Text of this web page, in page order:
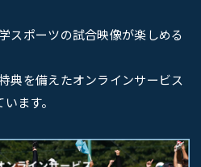
スポーツの試合映像が楽しめる
典を備えたオンラインサービス
ます。